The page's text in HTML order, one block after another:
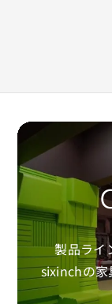
製品ライ
sixinchの家